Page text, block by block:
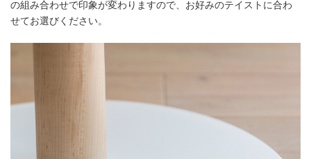
の組み合わせで印象が変わりますので、お好みのテイストに合わ
せてお選びください。